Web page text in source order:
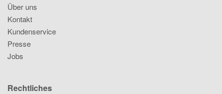
Über uns
Kontakt
Kundenservice
Presse
Jobs
Rechtliches